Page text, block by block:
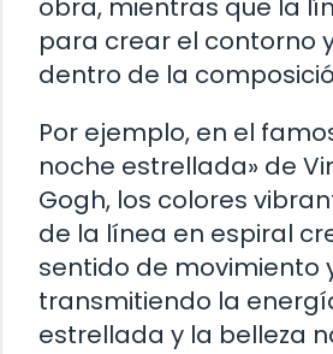
obra, mientras que la
para crear el contorno
dentro de la
Por ejemplo, en el
noche estrellada» de
Gogh, los colores
de la línea en espiral
sentido de movimiento
transmitiendo la
estrellada y la belleza